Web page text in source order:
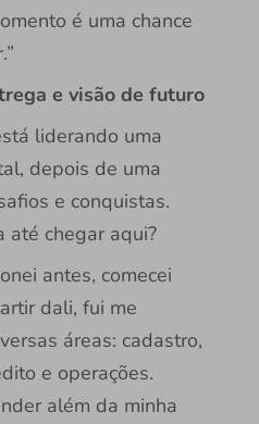
é uma chance
e visão de futuro
liderando uma
depois de uma
e conquistas.
até chegar aqui?
antes, comecei
dali, fui me
áreas: cadastro,
e operações.
além da minha